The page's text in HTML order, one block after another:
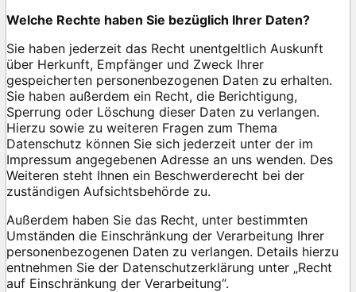
Welche Rechte haben Sie bezüglich Ihrer Daten?
Sie haben jederzeit das Recht unentgeltlich Auskunft
über Herkunft, Empfänger und Zweck Ihrer
gespeicherten personenbezogenen Daten zu erhalten.
Sie haben außerdem ein Recht, die Berichtigung,
Sperrung oder Löschung dieser Daten zu verlangen.
Hierzu sowie zu weiteren Fragen zum Thema
Datenschutz können Sie sich jederzeit unter der im
Impressum angegebenen Adresse an uns wenden. Des
Weiteren steht Ihnen ein Beschwerderecht bei der
zuständigen Aufsichtsbehörde zu.
Außerdem haben Sie das Recht, unter bestimmten
Umständen die Einschränkung der Verarbeitung Ihrer
personenbezogenen Daten zu verlangen. Details hierzu
entnehmen Sie der Datenschutzerklärung unter „Recht
auf Einschränkung der Verarbeitung“.